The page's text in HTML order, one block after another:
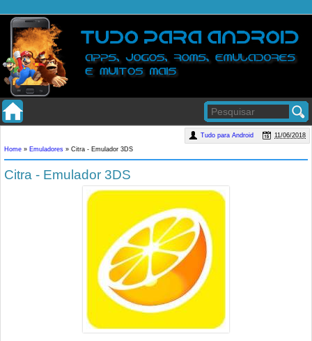
Tudo para Android
11/06/2018
Home » Emuladores » Citra - Emulador 3DS
Citra - Emulador 3DS